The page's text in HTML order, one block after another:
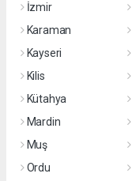
İzmir
Karaman
Kayseri
Kilis
Kütahya
Mardin
Muş
Ordu